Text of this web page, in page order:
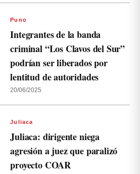
Puno
Integrantes de la banda
criminal “Los Clavos del Sur”
podrían ser liberados por
lentitud de autoridades
20/06/2025
Juliaca
Juliaca: dirigente niega
agresión a juez que paralizó
proyecto COAR